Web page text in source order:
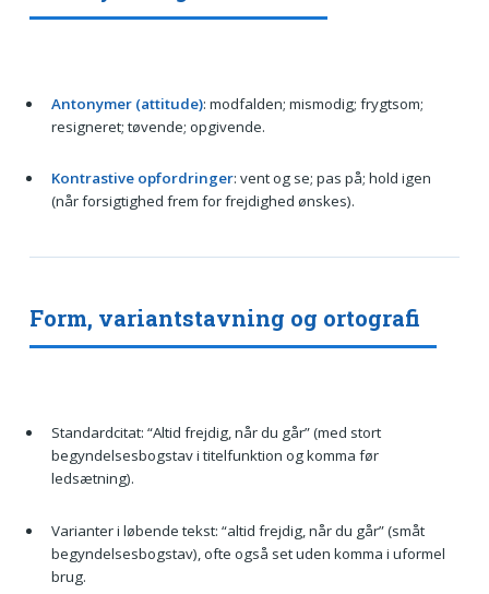
Antonymer (attitude): modfalden; mismodig; frygtsom;
resigneret; tøvende; opgivende.
Kontrastive opfordringer: vent og se; pas på; hold igen
(når forsigtighed frem for frejdighed ønskes).
Form, variantstavning og ortografi
Standardcitat: “Altid frejdig, når du går” (med stort
begyndelsesbogstav i titelfunktion og komma før
ledsætning).
Varianter i løbende tekst: “altid frejdig, når du går” (småt
begyndelsesbogstav), ofte også set uden komma i uformel
brug.